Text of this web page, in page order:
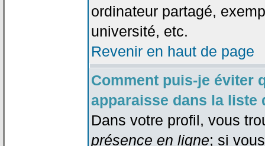
ordinateur partagé,
université, etc.
Revenir en haut de page
Comment puis-je éviter
apparaisse dans la liste
Dans votre profil, vous
présence en ligne; si